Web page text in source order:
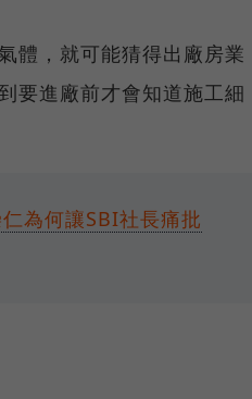
體，就可能猜得出廠房業
要進廠前才會知道施工細
為何讓SBI社長痛批